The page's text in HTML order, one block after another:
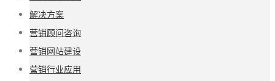
解决方案
营销顾问咨询
营销网站建设
营销行业应用